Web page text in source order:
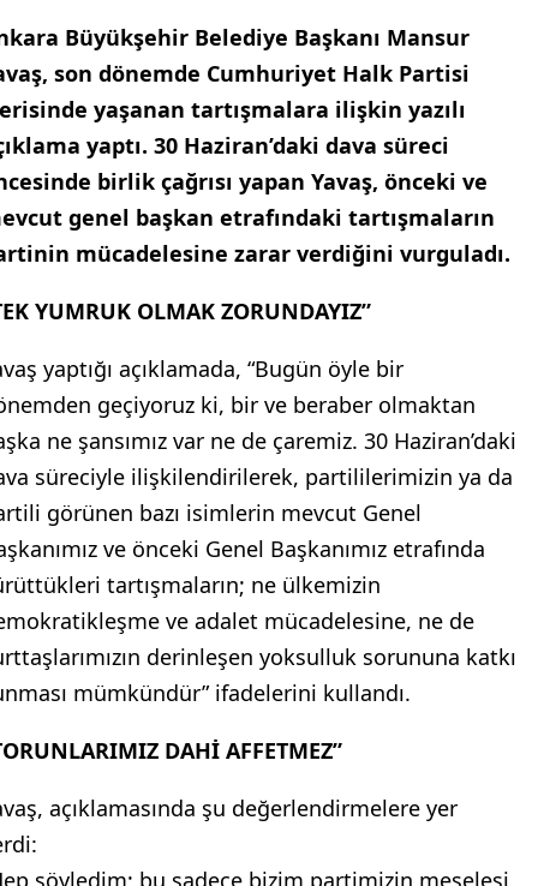
Büyükşehir Belediye Başkanı Mansur
son dönemde Cumhuriyet Halk Partisi
yaşanan tartışmalara ilişkin yazılı
yaptı. 30 Haziran’daki dava süreci
birlik çağrısı yapan Yavaş, önceki ve
genel başkan etrafındaki tartışmaların
mücadelesine zarar verdiğini vurguladı.
YUMRUK OLMAK ZORUNDAYIZ”
yaptığı açıklamada, “Bugün öyle bir
geçiyoruz ki, bir ve beraber olmaktan
ne şansımız var ne de çaremiz. 30 Haziran’daki
süreciyle ilişkilendirilerek, partililerimizin ya da
görünen bazı isimlerin mevcut Genel
ve önceki Genel Başkanımız etrafında
tartışmaların; ne ülkemizin
ve adalet mücadelesine, ne de
derinleşen yoksulluk sorununa katkı
mümkündür” ifadelerini kullandı.
DAHİ AFFETMEZ”
açıklamasında şu değerlendirmelere yer